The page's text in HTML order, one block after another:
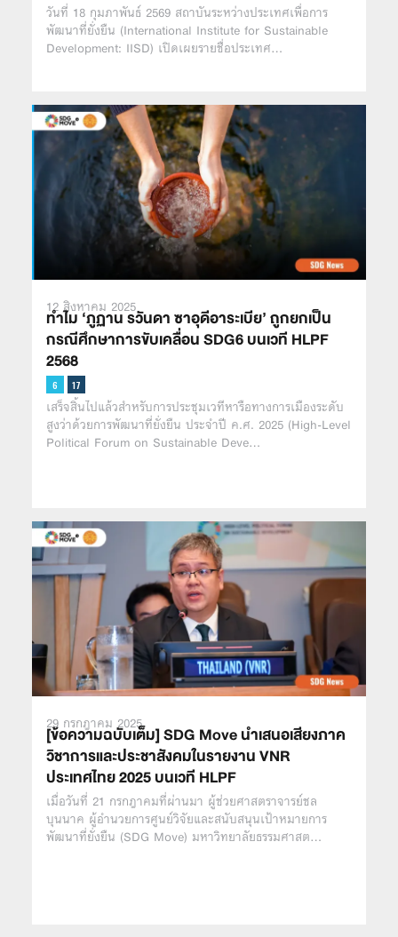
วันที่ 18 กุมภาพันธ์ 2569 สถาบันระหว่างประเทศเพื่อการ
พัฒนาที่ยั่งยืน (International Institute for Sustainable
Development: IISD) เปิดเผยรายชื่อประเทศ…
12 สิงหาคม 2025
ทำไม ‘ภูฏาน รวันดา ซาอุดีอาระเบีย’ ถูกยกเป็น
กรณีศึกษาการขับเคลื่อน SDG6 บนเวที HLPF
2568
เสร็จสิ้นไปแล้วสำหรับการประชุมเวทีหารือทางการเมืองระดับ
สูงว่าด้วยการพัฒนาที่ยั่งยืน ประจำปี ค.ศ. 2025 (High-Level
Political Forum on Sustainable Deve…
29 กรกฎาคม 2025
[ข้อความฉบับเต็ม] SDG Move นำเสนอเสียงภาค
วิชาการและประชาสังคมในรายงาน VNR
ประเทศไทย 2025 บนเวที HLPF
เมื่อวันที่ 21 กรกฎาคมที่ผ่านมา ผู้ช่วยศาสตราจารย์ชล
บุนนาค ผู้อำนวยการศูนย์วิจัยและสนับสนุนเป้าหมายการ
พัฒนาที่ยั่งยืน (SDG Move) มหาวิทยาลัยธรรมศาสต…